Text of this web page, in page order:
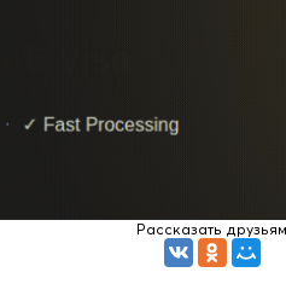
Рассказать друзьям